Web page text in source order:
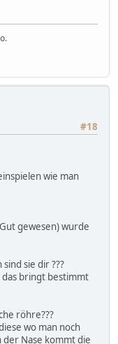
#18
wie man
gewesen) wurde
sie dir ???
bringt bestimmt
röhre???
wo man noch
der Nase kommt die